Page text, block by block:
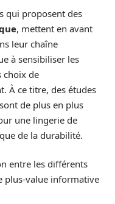
qui proposent des
, mettent en avant
leur chaîne
à sensibiliser les
choix de
À ce titre, des études
de plus en plus
une lingerie de
de la durabilité.
entre les différents
plus-value informative